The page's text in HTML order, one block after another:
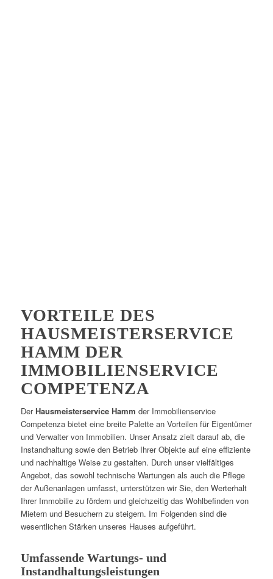
VORTEILE DES
HAUSMEISTERSERVICE
HAMM DER
IMMOBILIENSERVICE
COMPETENZA
Der Hausmeisterservice Hamm der Immobilienservice
Competenza bietet eine breite Palette an Vorteilen für Eigentümer
und Verwalter von Immobilien. Unser Ansatz zielt darauf ab, die
Instandhaltung sowie den Betrieb Ihrer Objekte auf eine effiziente
und nachhaltige Weise zu gestalten. Durch unser vielfältiges
Angebot, das sowohl technische Wartungen als auch die Pflege
der Außenanlagen umfasst, unterstützen wir Sie, den Werterhalt
Ihrer Immobilie zu fördern und gleichzeitig das Wohlbefinden von
Mietern und Besuchern zu steigern. Im Folgenden sind die
wesentlichen Stärken unseres Hauses aufgeführt.
Umfassende Wartungs- und
Instandhaltungsleistungen